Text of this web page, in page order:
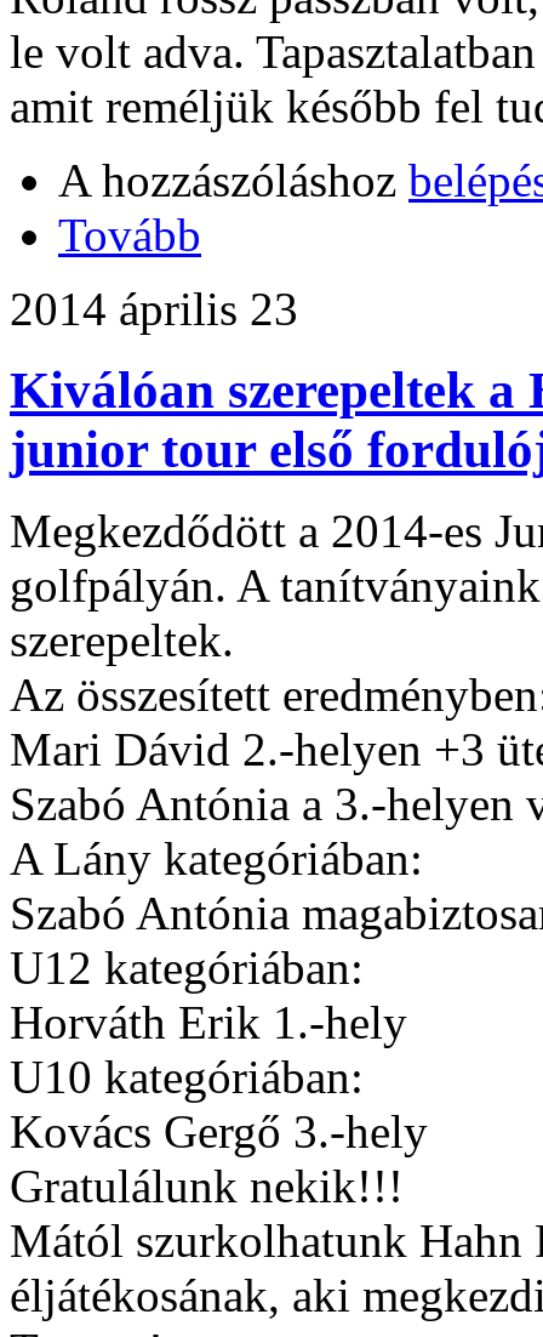
le volt adva.
amit reméljük később fel
A hozzászóláshoz
Tovább
2014 április 23
Kiválóan szerepeltek a
junior tour első
Megkezdődött a 2014-es
golfpályán. A
szerepeltek.
Az összesített
Mari Dávid 2.-helyen +3
Szabó Antónia a 3.-helyen
A Lány kategóriában:
Szabó Antónia
U12 kategóriában:
Horváth Erik 1.-hely
U10 kategóriában:
Kovács Gergő 3.-hely
Gratulálunk nekik!!!
Mától szurkolhatunk Hahn
éljátékosának, aki